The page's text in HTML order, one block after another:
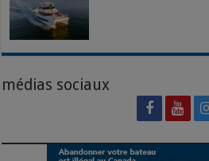
médias sociaux